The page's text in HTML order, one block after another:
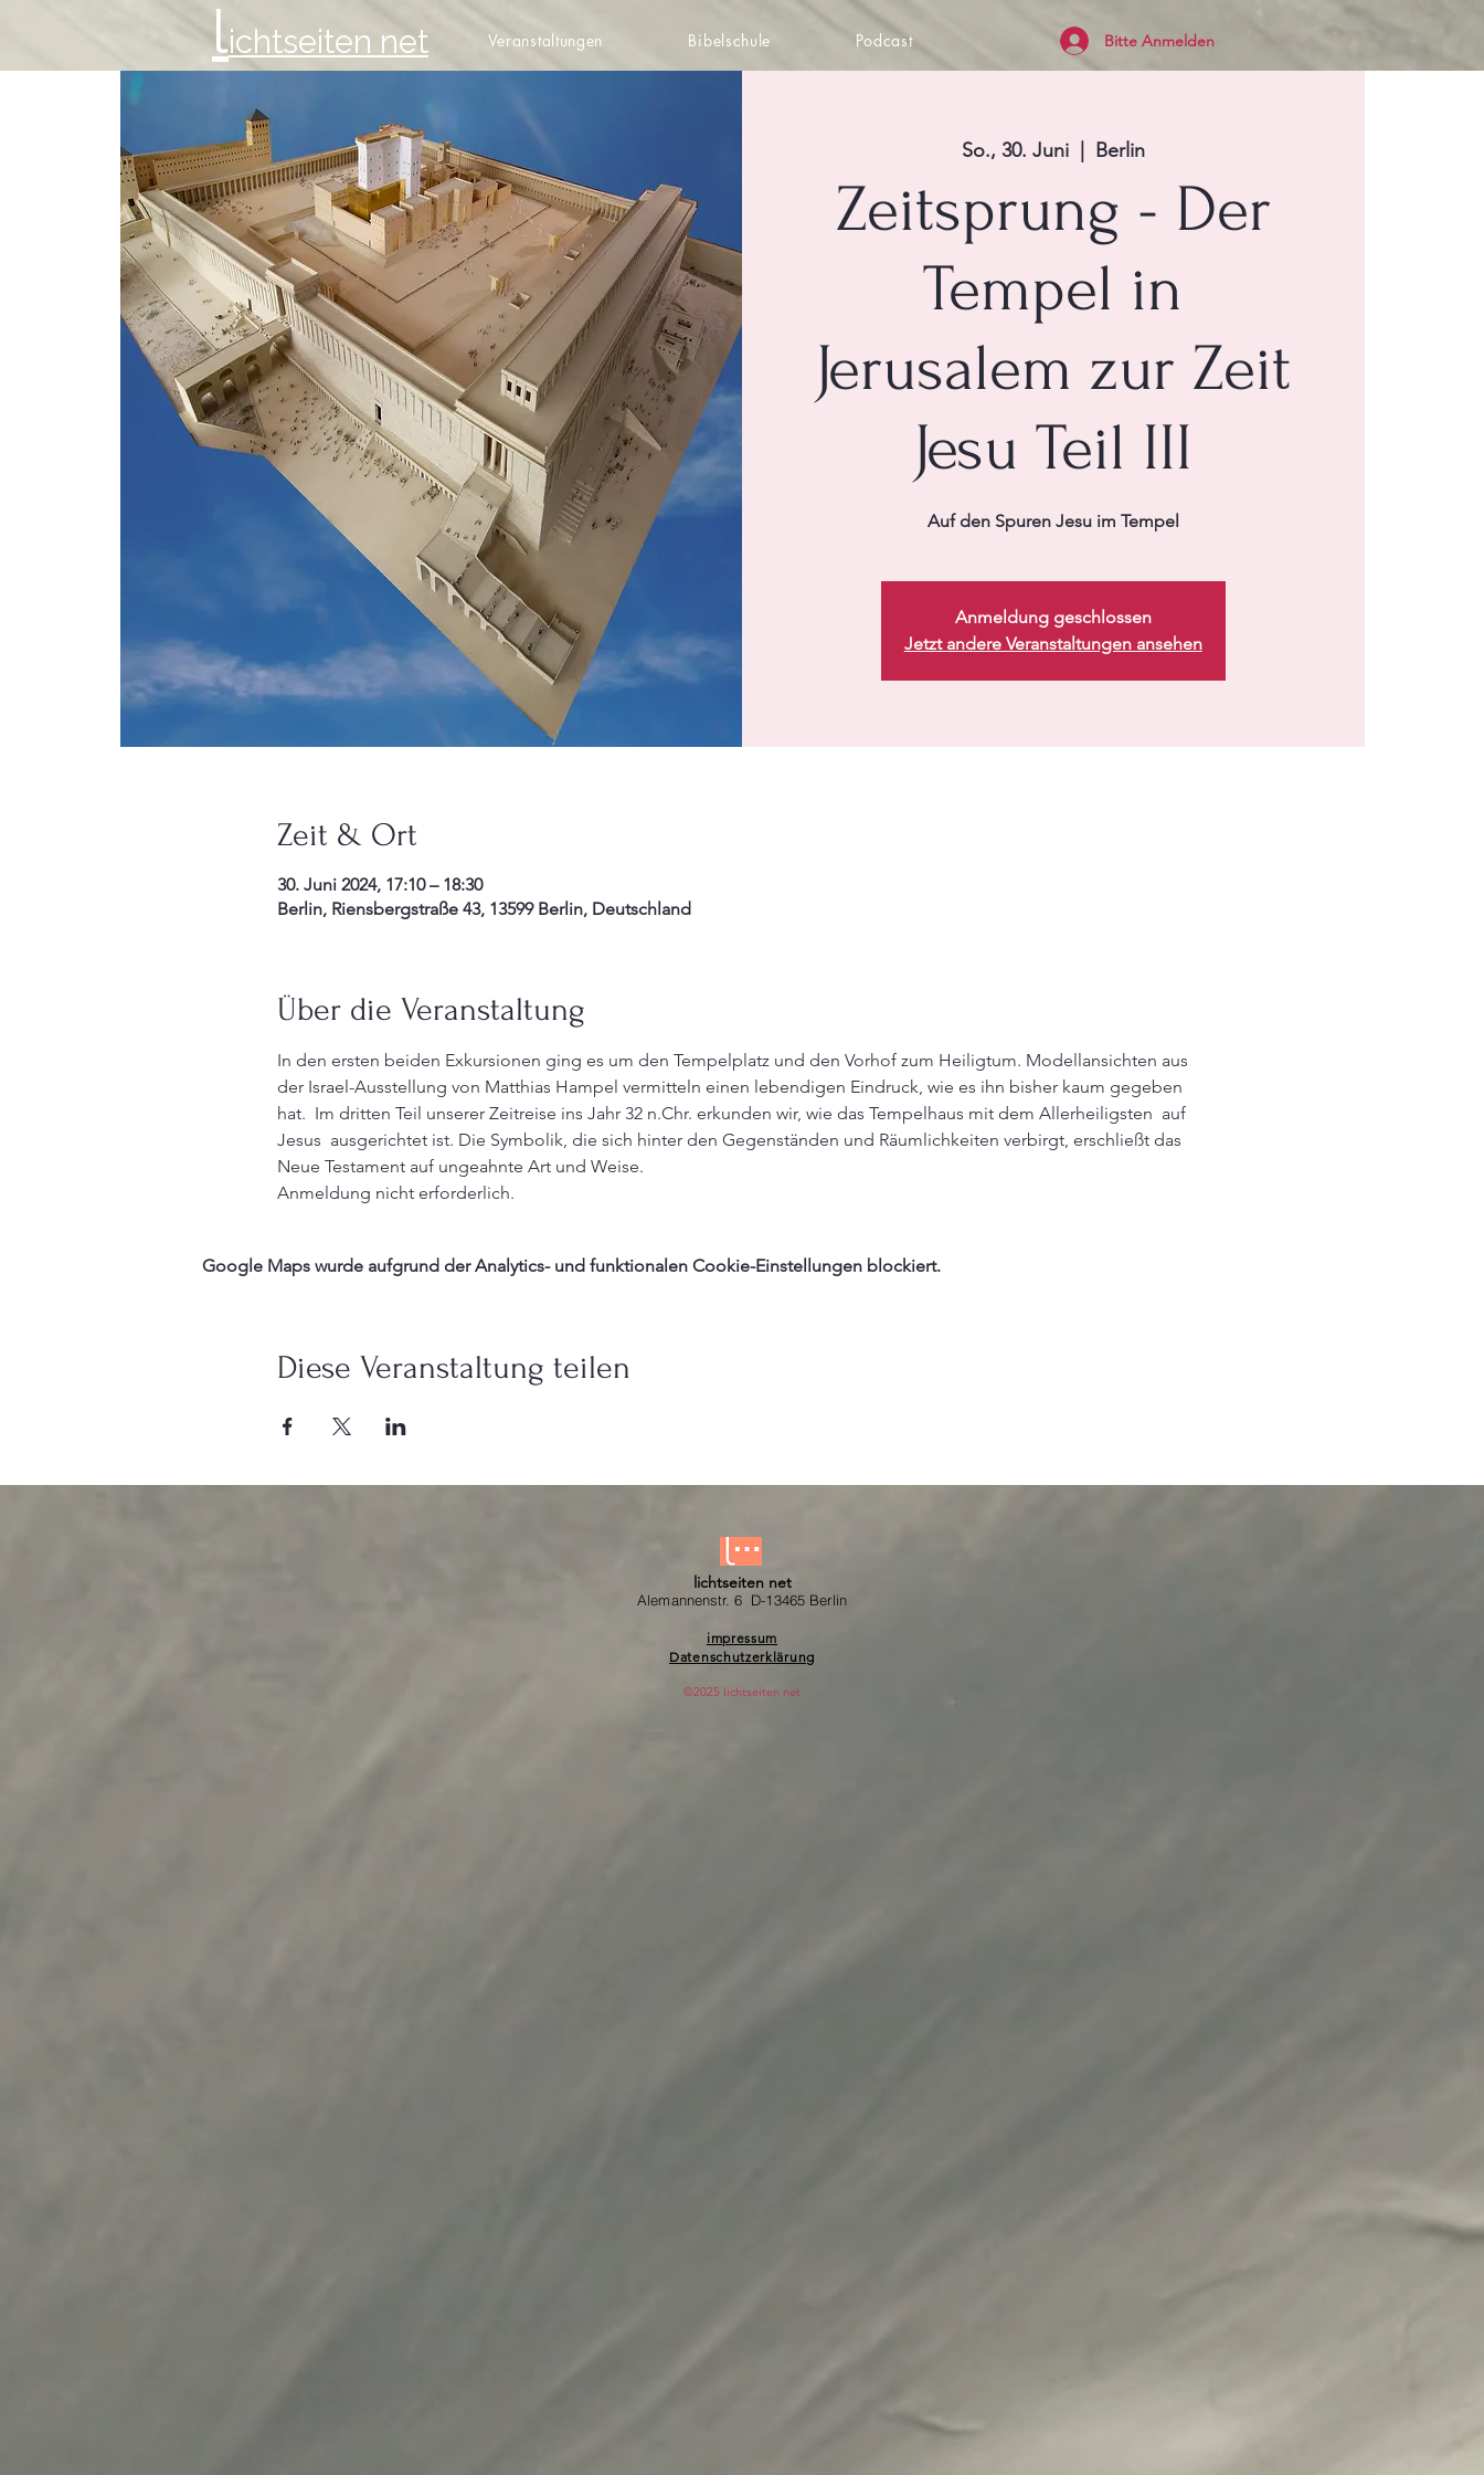
Veranstaltungen Bibelschule Podcast
lichtseiten net Bitte Anmelden
So., 30. Juni
  |
Berlin
Zeitsprung - Der
Tempel in
Jerusalem zur Zeit
Jesu Teil III
Auf den Spuren Jesu im Tempel
Anmeldung geschlossen
Jetzt andere Veranstaltungen ansehen
Zeit & Ort
30. Juni 2024, 17:10 – 18:30
Berlin, Riensbergstraße 43, 13599 Berlin, Deutschland
Über die Veranstaltung
In den ersten beiden Exkursionen ging es um den Tempelplatz und den Vorhof zum Heiligtum. Modellansichten aus
der Israel-Ausstellung von Matthias Hampel vermitteln einen lebendigen Eindruck, wie es ihn bisher kaum gegeben
hat.  Im dritten Teil unserer Zeitreise ins Jahr 32 n.Chr. erkunden wir, wie das Tempelhaus mit dem Allerheiligsten  auf
Jesus  ausgerichtet ist. Die Symbolik, die sich hinter den Gegenständen und Räumlichkeiten verbirgt, erschließt das
Neue Testament auf ungeahnte Art und Weise.
Anmeldung nicht erforderlich.
Google Maps wurde aufgrund der Analytics- und funktionalen Cookie-Einstellungen blockiert.
Diese Veranstaltung teilen
lichtseiten net
Alemannenstr. 6 D-13465 Berlin
impressum
Datenschutzerklärung
©2025 lichtseiten net